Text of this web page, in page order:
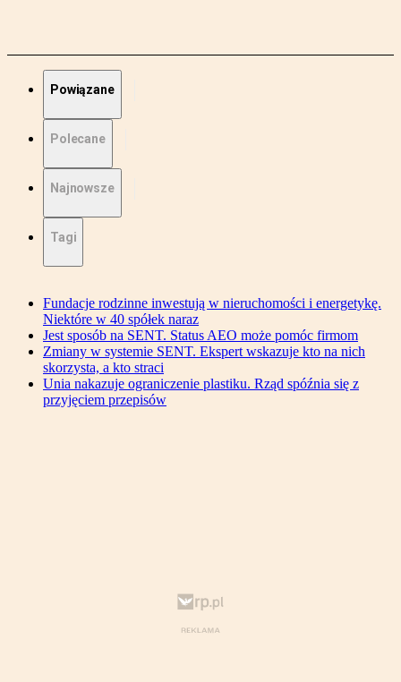
Powiązane
Polecane
Najnowsze
Tagi
Fundacje rodzinne inwestują w nieruchomości i energetykę.
Niektóre w 40 spółek naraz
Jest sposób na SENT. Status AEO może pomóc firmom
Zmiany w systemie SENT. Ekspert wskazuje kto na nich
skorzysta, a kto straci
Unia nakazuje ograniczenie plastiku. Rząd spóźnia się z
przyjęciem przepisów